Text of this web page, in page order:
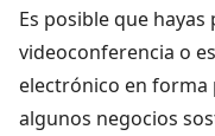
Es posible que
videoconferencia o
electrónico en forma
algunos negocios